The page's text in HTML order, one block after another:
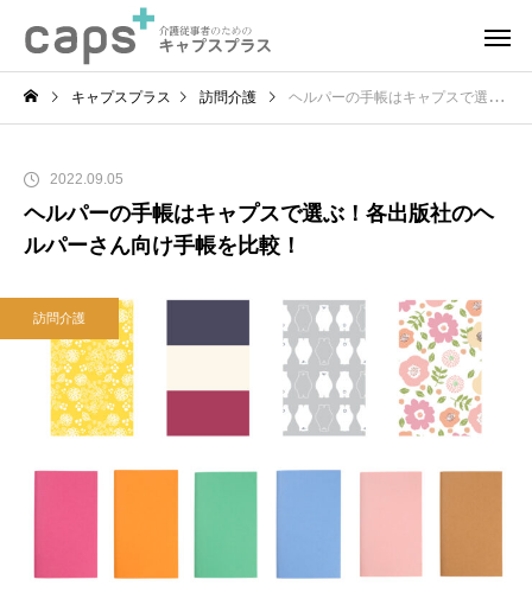
キャプスプラス 訪問介護 ヘルパーの手帳はキャプスで選ぶ！各出版社のヘルパーさん向け手帳を比較！
2022.09.05
ヘルパーの手帳はキャプスで選ぶ！各出版社のヘ
ルパーさん向け手帳を比較！
訪問介護